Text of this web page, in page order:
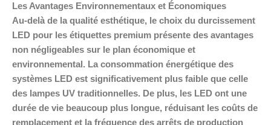
Les Avantages Environnementaux et Économiques
Au-delà de la qualité esthétique, le choix du durcissement
LED pour les étiquettes premium présente des avantages
non négligeables sur le plan économique et
environnemental. La consommation énergétique des
systèmes LED est significativement plus faible que celle
des lampes UV traditionnelles. De plus, les LED ont une
durée de vie beaucoup plus longue, réduisant les coûts de
remplacement et la fréquence des arrêts de production